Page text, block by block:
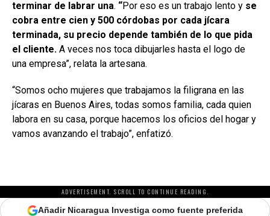
terminar de labrar una. “Por eso es un trabajo lento y se
cobra entre cien y 500 córdobas por cada jícara
terminada, su precio depende también de lo que pida
el cliente. A veces nos toca dibujarles hasta el logo de
una empresa”, relata la artesana.
“Somos ocho mujeres que trabajamos la filigrana en las
jícaras en Buenos Aires, todas somos familia, cada quien
labora en su casa, porque hacemos los oficios del hogar y
vamos avanzando el trabajo”, enfatizó.
ADVERTISEMENT. SCROLL TO CONTINUE READING.
Añadir Nicaragua Investiga como fuente preferida